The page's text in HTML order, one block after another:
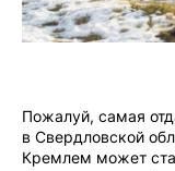
Пожалуй, самая
в Свердловской
Кремлем может